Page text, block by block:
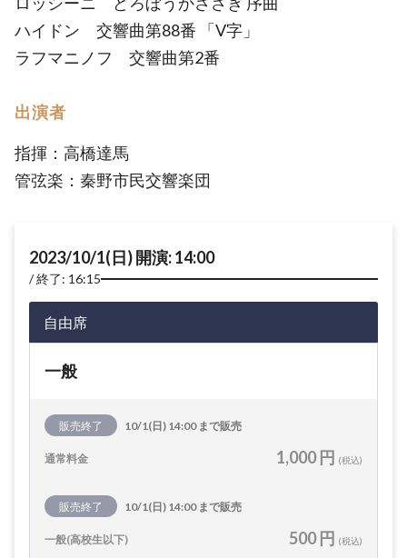
ハイドン 交響曲第88番 「V字」
ラフマニノフ 交響曲第2番
出演者
指揮：高橋達馬
管弦楽：秦野市民交響楽団
2023/10/1(日) 開演: 14:00
終了: 16:15
自由席
一般
販売終了 10/1(日) 14:00 まで販売
通常料金 1,000 円 (税込)
販売終了 10/1(日) 14:00 まで販売
一般(高校生以下) 500 円 (税込)